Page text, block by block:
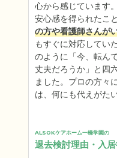
心から感じています
安心感を得られたこと
の方や看護師さんが
もすぐに対応してい
のように「今、転ん
丈夫だろうか」と四
ました。プロの方々
は、何にも代えがた
ALSOKケアホーム一橋学園の
退去検討理由・入